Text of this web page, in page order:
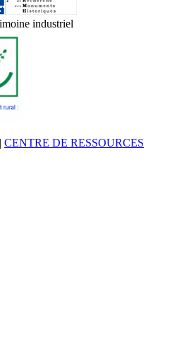
| CENTRE DE RESSOURCES